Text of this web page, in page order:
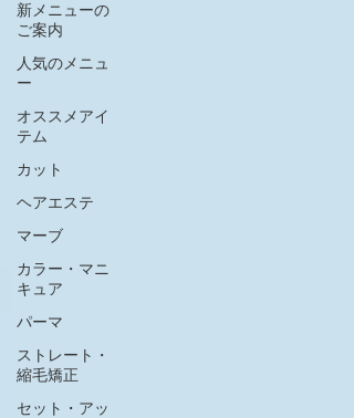
新メニューの
ご案内
人気のメニュ
ー
オススメアイ
テム
カット
ヘアエステ
マーブ
カラー・マニ
キュア
パーマ
ストレート・
縮毛矯正
セット・アッ